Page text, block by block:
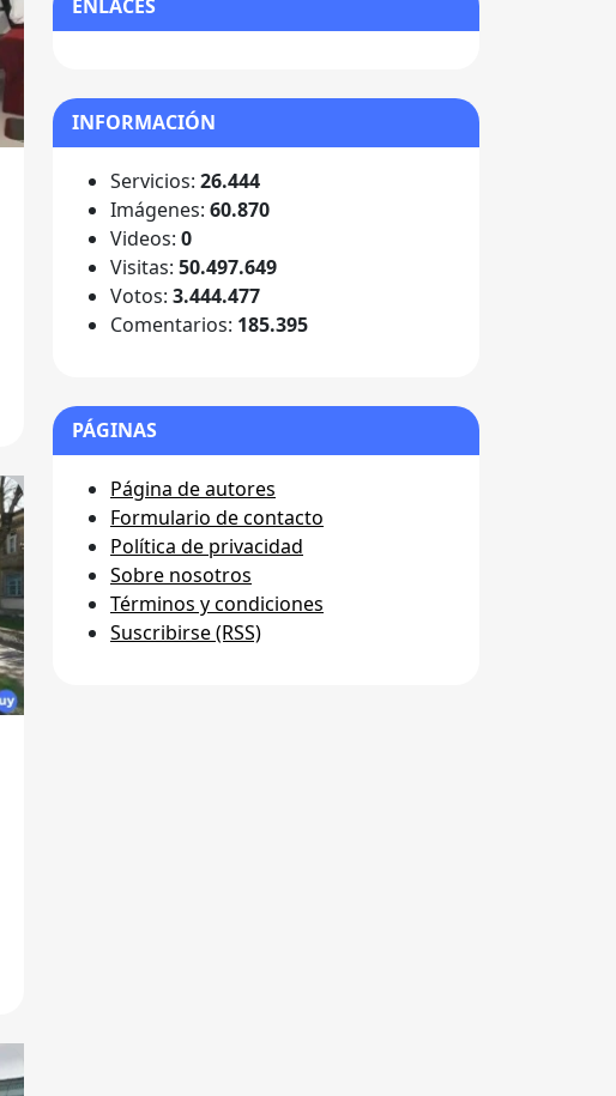
ENLACES
INFORMACIÓN
Servicios: 26.444
Imágenes: 60.870
Videos: 0
Visitas: 50.497.649
Votos: 3.444.477
Comentarios: 185.395
PÁGINAS
Página de autores
Formulario de contacto
Política de privacidad
Sobre nosotros
Términos y condiciones
Suscribirse (RSS)